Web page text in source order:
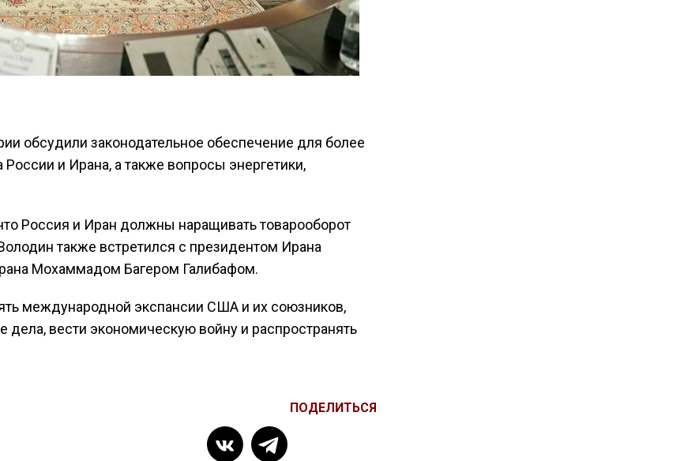
обсудили законодательное обеспечение для более
и Ирана, а также вопросы энергетики,
Россия и Иран должны наращивать товарооборот
также встретился с президентом Ирана
Мохаммадом Багером Галибафом.
международной экспансии США и их союзников,
вести экономическую войну и распространять
ПОДЕЛИТЬСЯ